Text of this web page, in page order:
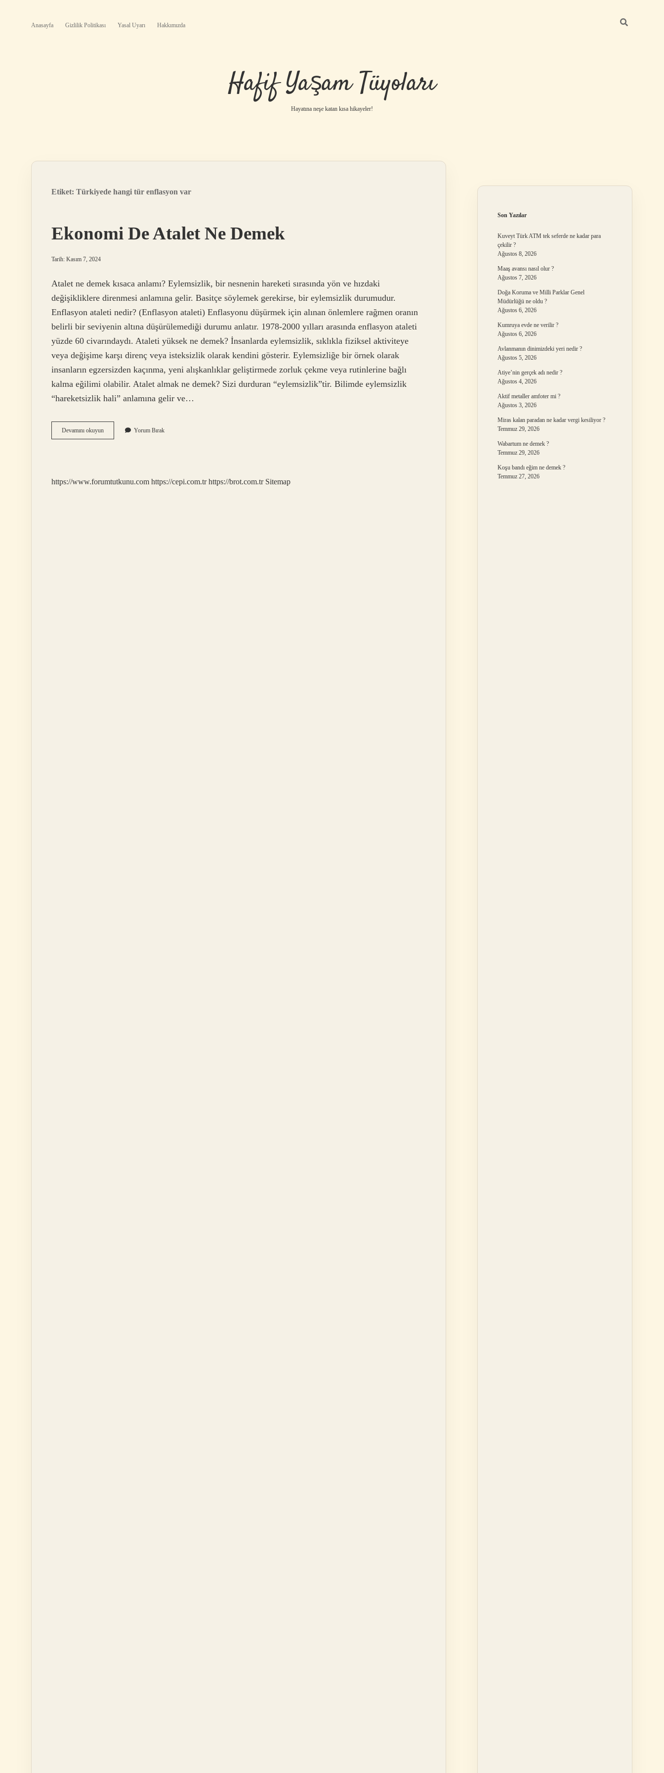
Anasayfa Gizlilik Politikası Yasal Uyarı Hakkımızda
Hafif Yaşam Tüyoları
Hayatına neşe katan kısa hikayeler!
Etiket: Türkiyede hangi tür enflasyon var
Ekonomi De Atalet Ne Demek
Tarih: Kasım 7, 2024
Atalet ne demek kısaca anlamı? Eylemsizlik, bir nesnenin hareketi sırasında yön ve hızdaki
değişikliklere direnmesi anlamına gelir. Basitçe söylemek gerekirse, bir eylemsizlik durumudur.
Enflasyon ataleti nedir? (Enflasyon ataleti) Enflasyonu düşürmek için alınan önlemlere rağmen oranın
belirli bir seviyenin altına düşürülemediği durumu anlatır. 1978-2000 yılları arasında enflasyon ataleti
yüzde 60 civarındaydı. Ataleti yüksek ne demek? İnsanlarda eylemsizlik, sıklıkla fiziksel aktiviteye
veya değişime karşı direnç veya isteksizlik olarak kendini gösterir. Eylemsizliğe bir örnek olarak
insanların egzersizden kaçınma, yeni alışkanlıklar geliştirmede zorluk çekme veya rutinlerine bağlı
kalma eğilimi olabilir. Atalet almak ne demek? Sizi durduran “eylemsizlik”tir. Bilimde eylemsizlik
“hareketsizlik hali” anlamına gelir ve…
Devamını okuyunEkonomi
De
Yorum Bırak
https://www.forumtutkunu.com https://cepi.com.tr https://brot.com.tr Sitemap
Son Yazılar
Kuveyt Türk ATM tek seferde ne kadar para
çekilir ?
Ağustos 8, 2026
Maaş avansı nasıl olur ?
Ağustos 7, 2026
Doğa Koruma ve Milli Parklar Genel
Müdürlüğü ne oldu ?
Ağustos 6, 2026
Kumruya evde ne verilir ?
Ağustos 6, 2026
Avlanmanın dinimizdeki yeri nedir ?
Ağustos 5, 2026
Atiye’nin gerçek adı nedir ?
Ağustos 4, 2026
Aktif metaller amfoter mi ?
Ağustos 3, 2026
Miras kalan paradan ne kadar vergi kesiliyor ?
Temmuz 29, 2026
Wabartum ne demek ?
Temmuz 29, 2026
Koşu bandı eğim ne demek ?
Temmuz 27, 2026